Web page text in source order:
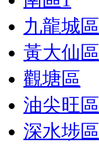
九龍城區
黃大仙區
觀塘區
油尖旺區
深水埗區